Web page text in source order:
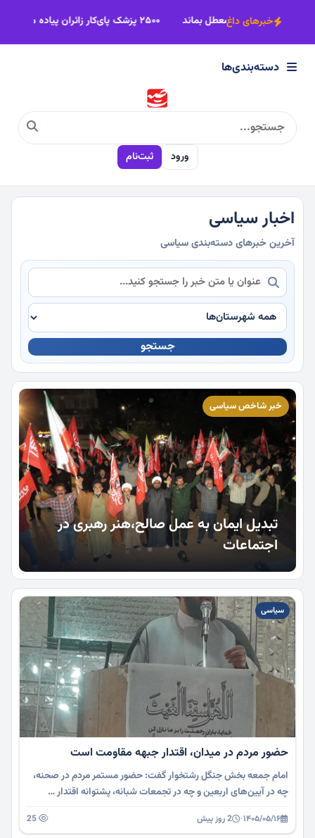
×
دسته‌بندی‌ها
سیاسی
اجتماعی
فرهنگی
ورزشی
چندرسانه
خبرهای داغ
ظرفیت‌های انرژی تجدیدپذیر نباید معطل بماند ۲۵۰۰ پزشک پای‌کار زائران پیاده مشهدالرضا آمدند
دسته‌بندی‌ها
ورود ثبت‌نام
اخبار سیاسی
آخرین خبرهای دسته‌بندی سیاسی
جستجو
خبر شاخص سیاسی
تبدیل ایمان به عمل صالح،هنر رهبری در
اجتماعات
سیاسی
حضور مردم در میدان، اقتدار جبهه مقاومت است
امام جمعه بخش جنگل رشتخوار گفت: حضور مستمر مردم در صحنه،
چه در آیین‌های اربعین و چه در تجمعات شبانه، پشتوانه اقتدار …
۱۴۰۵/۰۵/۱۶· 2 روز پیش